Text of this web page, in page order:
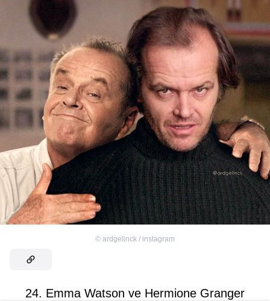
© ardgelinck / instagram
24. Emma Watson ve Hermione Granger